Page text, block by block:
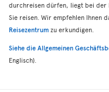
durchreisen dürfen, liegt bei der
Sie reisen. Wir empfehlen Ihnen
Reisezentrum zu erkundigen.
Siehe die Allgemeinen
Englisch).